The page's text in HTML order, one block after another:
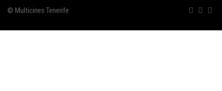
© Multicines Tenerife